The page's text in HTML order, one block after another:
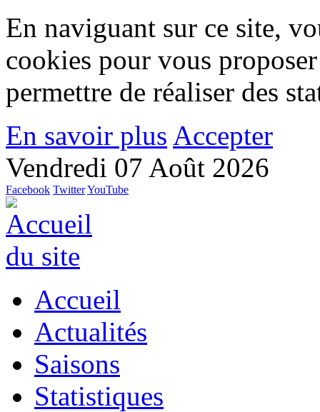
En naviguant sur ce site,
cookies pour vous
permettre de réaliser des
En savoir plus Accepter
Vendredi 07 Août 2026
Facebook TwitterYouTube
Accueil
Actualités
Saisons
Statistiques